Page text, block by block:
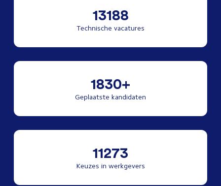
13188
Technische vacatures
1830+
Geplaatste kandidaten
11273
Keuzes in werkgevers